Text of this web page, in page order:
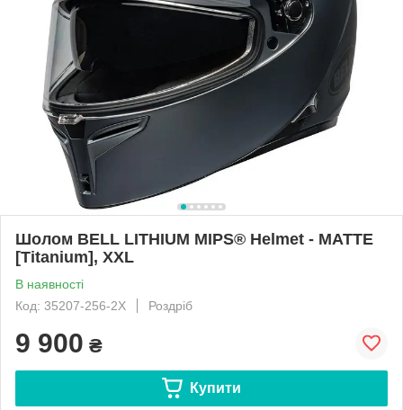
Шолом BELL LITHIUM MIPS® Helmet - MATTE
[Titanium], XXL
В наявності
Код: 35207-256-2X
Роздріб
9 900 ₴
Купити